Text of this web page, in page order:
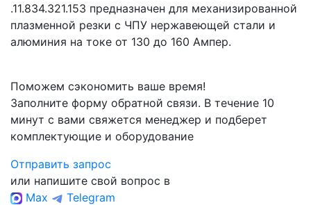
.11.834.321.153 предназначен для механизированной
плазменной резки с ЧПУ нержавеющей стали и
алюминия на токе от 130 до 160 Ампер.
Поможем сэкономить ваше время!
Заполните форму обратной связи. В течение 10
минут с вами свяжется менеджер и подберет
комплектующие и оборудование
Отправить запрос
или напишите свой вопрос в
Max
Telegram